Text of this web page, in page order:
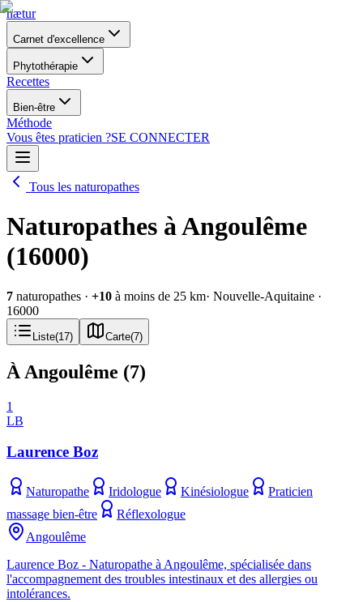
nætur
Carnet d'excellence
Phytothérapie
Recettes
Bien-être
Méthode
Vous êtes praticien ?SE CONNECTER
Tous les naturopathes
Naturopathes à Angoulême
(16000)
7 naturopathes · +10 à moins de 25 km· Nouvelle-Aquitaine ·
16000
Liste(17) Carte(7)
À Angoulême (7)
1
LB
Laurence Boz
Naturopathe Iridologue Kinésiologue
Praticien
massage bien-être
Réflexologue
Angoulême
Laurence Boz - Naturopathe à Angoulême, spécialisée dans
l'accompagnement des troubles intestinaux et des allergies ou
intolérances.